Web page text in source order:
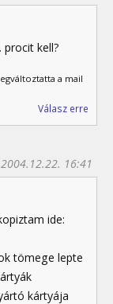
procit kell?
a mail
Válasz erre
2004.12.22. 16:41
ide:
tömege lepte
kártyája